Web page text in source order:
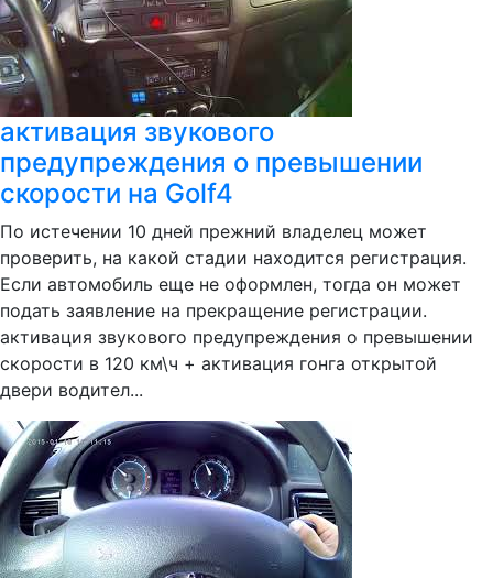
активация звукового
предупреждения о превышении
скорости на Golf4
По истечении 10 дней прежний владелец может
проверить, на какой стадии находится регистрация.
Если автомобиль еще не оформлен, тогда он может
подать заявление на прекращение регистрации.
активация звукового предупреждения о превышении
скорости в 120 км\ч + активация гонга открытой
двери водител...